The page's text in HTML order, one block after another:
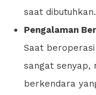
saat dibutuhkan.
Pengalaman
Saat
sangat senyap,
berkendara